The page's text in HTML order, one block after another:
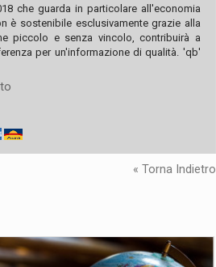
che guarda in particolare all'economia
è sostenibile esclusivamente grazie alla
piccolo e senza vincolo, contribuirà a
per un'informazione di qualità. 'qb'
« Torna Indietro